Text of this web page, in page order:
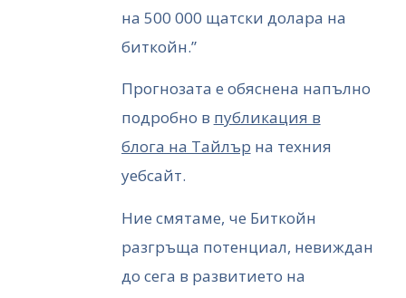
на 500 000 щатски долара на
биткойн.”
Прогнозата е обяснена напълно
подробно в публикация в
блога на Тайлър на техния
уебсайт.
Ние смятаме, че Биткойн
разгръща потенциал, невиждан
до сега в развитието на